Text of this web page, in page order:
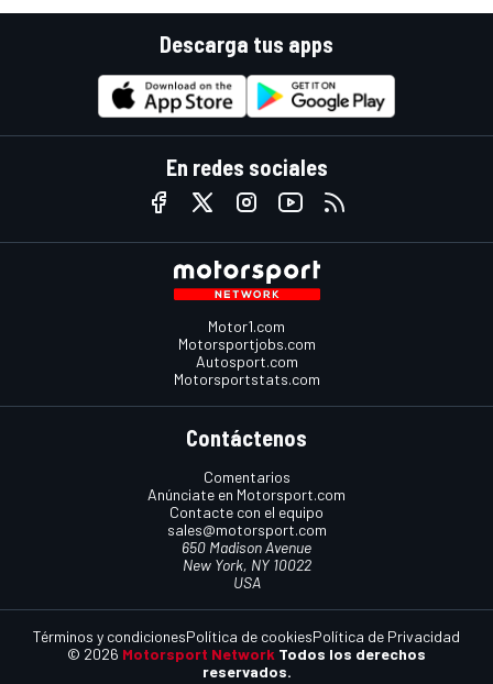
Descarga tus apps
En redes sociales
Motor1.com
Motorsportjobs.com
Autosport.com
Motorsportstats.com
Contáctenos
Comentarios
Anúnciate en Motorsport.com
Contacte con el equipo
sales@motorsport.com
650 Madison Avenue
New York, NY 10022
USA
© 2026 Motorsport Network Todos los derechos
reservados.
Términos y condicionesPolítica de cookiesPolítica de Privacidad